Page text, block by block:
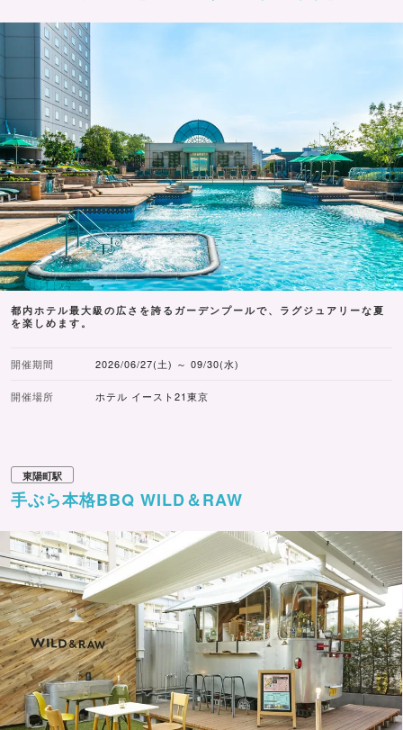
都内ホテル最大級の広さを誇るガーデンプールで、ラグジュアリーな夏
を楽しめます。
開催期間 2026/06/27(土) ～ 09/30(水)
開催場所 ホテル イースト21東京
東陽町駅
手ぶら本格BBQ WILD＆RAW